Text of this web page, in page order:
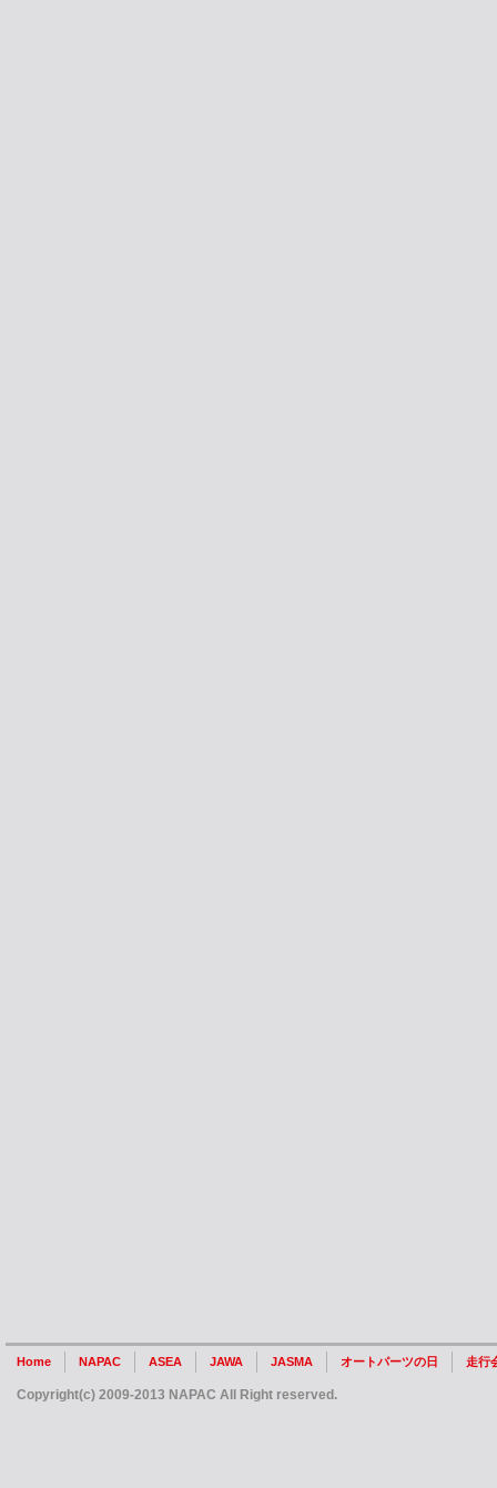
Home NAPAC ASEA JAWA JASMA オートパーツの日 走行
Copyright(c) 2009-2013 NAPAC All Right reserved.